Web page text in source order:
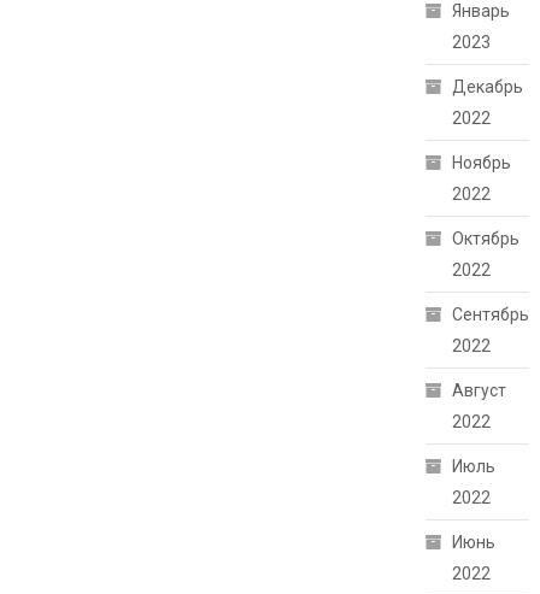
Январь
2023
Декабрь
2022
Ноябрь
2022
Октябрь
2022
Сентябрь
2022
Август
2022
Июль
2022
Июнь
2022